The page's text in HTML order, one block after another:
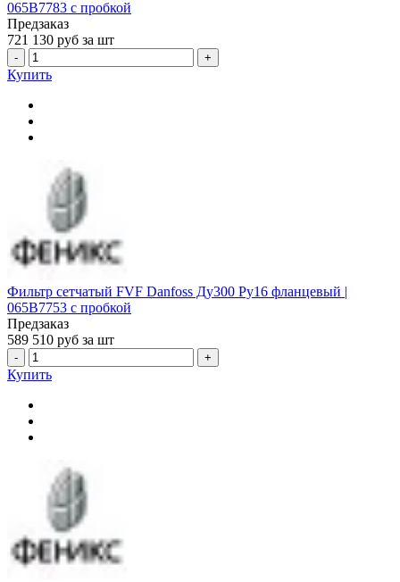
065B7783 с пробкой
Предзаказ
721 130 руб за шт
- +
Купить
Фильтр сетчатый FVF Danfoss Ду300 Ру16 фланцевый |
065B7753 с пробкой
Предзаказ
589 510 руб за шт
- +
Купить